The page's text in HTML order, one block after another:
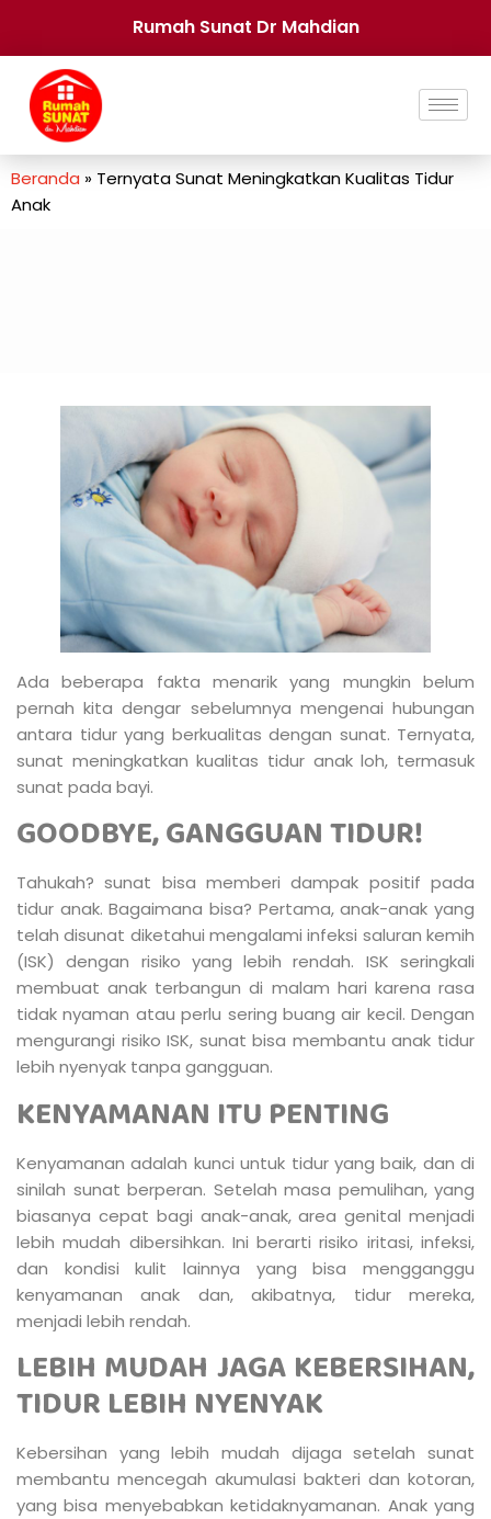
Rumah Sunat Dr Mahdian
Beranda » Ternyata Sunat Meningkatkan Kualitas Tidur
Anak
Ada beberapa fakta menarik yang mungkin belum
pernah kita dengar sebelumnya mengenai hubungan
antara tidur yang berkualitas dengan sunat. Ternyata,
sunat meningkatkan kualitas tidur anak loh, termasuk
sunat pada bayi.
GOODBYE, GANGGUAN TIDUR!
Tahukah? sunat bisa memberi dampak positif pada
tidur anak. Bagaimana bisa? Pertama, anak-anak yang
telah disunat diketahui mengalami infeksi saluran kemih
(ISK) dengan risiko yang lebih rendah. ISK seringkali
membuat anak terbangun di malam hari karena rasa
tidak nyaman atau perlu sering buang air kecil. Dengan
mengurangi risiko ISK, sunat bisa membantu anak tidur
lebih nyenyak tanpa gangguan.
KENYAMANAN ITU PENTING
Kenyamanan adalah kunci untuk tidur yang baik, dan di
sinilah sunat berperan. Setelah masa pemulihan, yang
biasanya cepat bagi anak-anak, area genital menjadi
lebih mudah dibersihkan. Ini berarti risiko iritasi, infeksi,
dan kondisi kulit lainnya yang bisa mengganggu
kenyamanan anak dan, akibatnya, tidur mereka,
menjadi lebih rendah.
LEBIH MUDAH JAGA KEBERSIHAN,
TIDUR LEBIH NYENYAK
Kebersihan yang lebih mudah dijaga setelah sunat
membantu mencegah akumulasi bakteri dan kotoran,
yang bisa menyebabkan ketidaknyamanan. Anak yang